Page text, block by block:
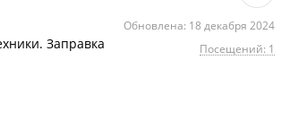
Обновлена: 18 декабря 2024
Посещений: 1
Заправка